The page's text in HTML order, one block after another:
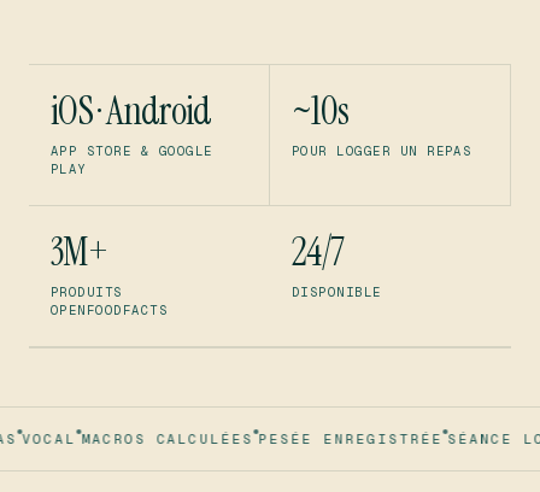
iOS · Android
APP STORE & GOOGLE
PLAY
~10s
POUR LOGGER UN REPAS
3M+
PRODUITS
OPENFOODFACTS
24/7
DISPONIBLE
MACROS CALCULÉES PESÉE ENREGISTRÉE SÉANCE